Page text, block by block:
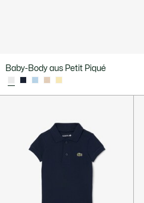
Baby-Body aus Petit Piqué